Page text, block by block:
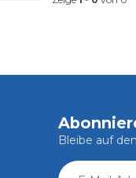
Bleibe auf